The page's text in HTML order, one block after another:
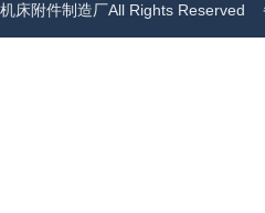
床附件制造厂All Rights Reserved